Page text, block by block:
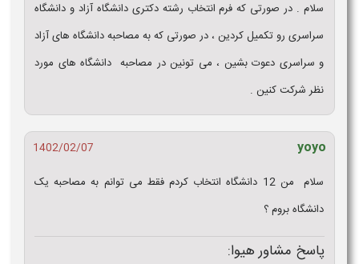
سلام . در صورتی که فرم انتخاب رشته دکتری دانشگاه آزاد و دانشگاه
سراسری رو تکمیل کردین ، در صورتی که به مصاحبه دانشگاه های آزاد
و سراسری دعوت بشین ، می تونین در مصاحبه دانشگاه های مورد
نظر شرکت کنین .
yoyo
1402/02/07
سلام من 12 دانشگاه انتخاب کردم فقط می توانم به مصاحبه یک
دانشگاه بروم ؟
پاسخ مشاور هیوا: